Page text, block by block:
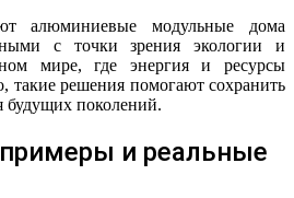
алюминиевые модульные дома
с точки зрения экологии и
мире, где энергия и ресурсы
такие решения помогают сохранить
будущих поколений.
и реальные